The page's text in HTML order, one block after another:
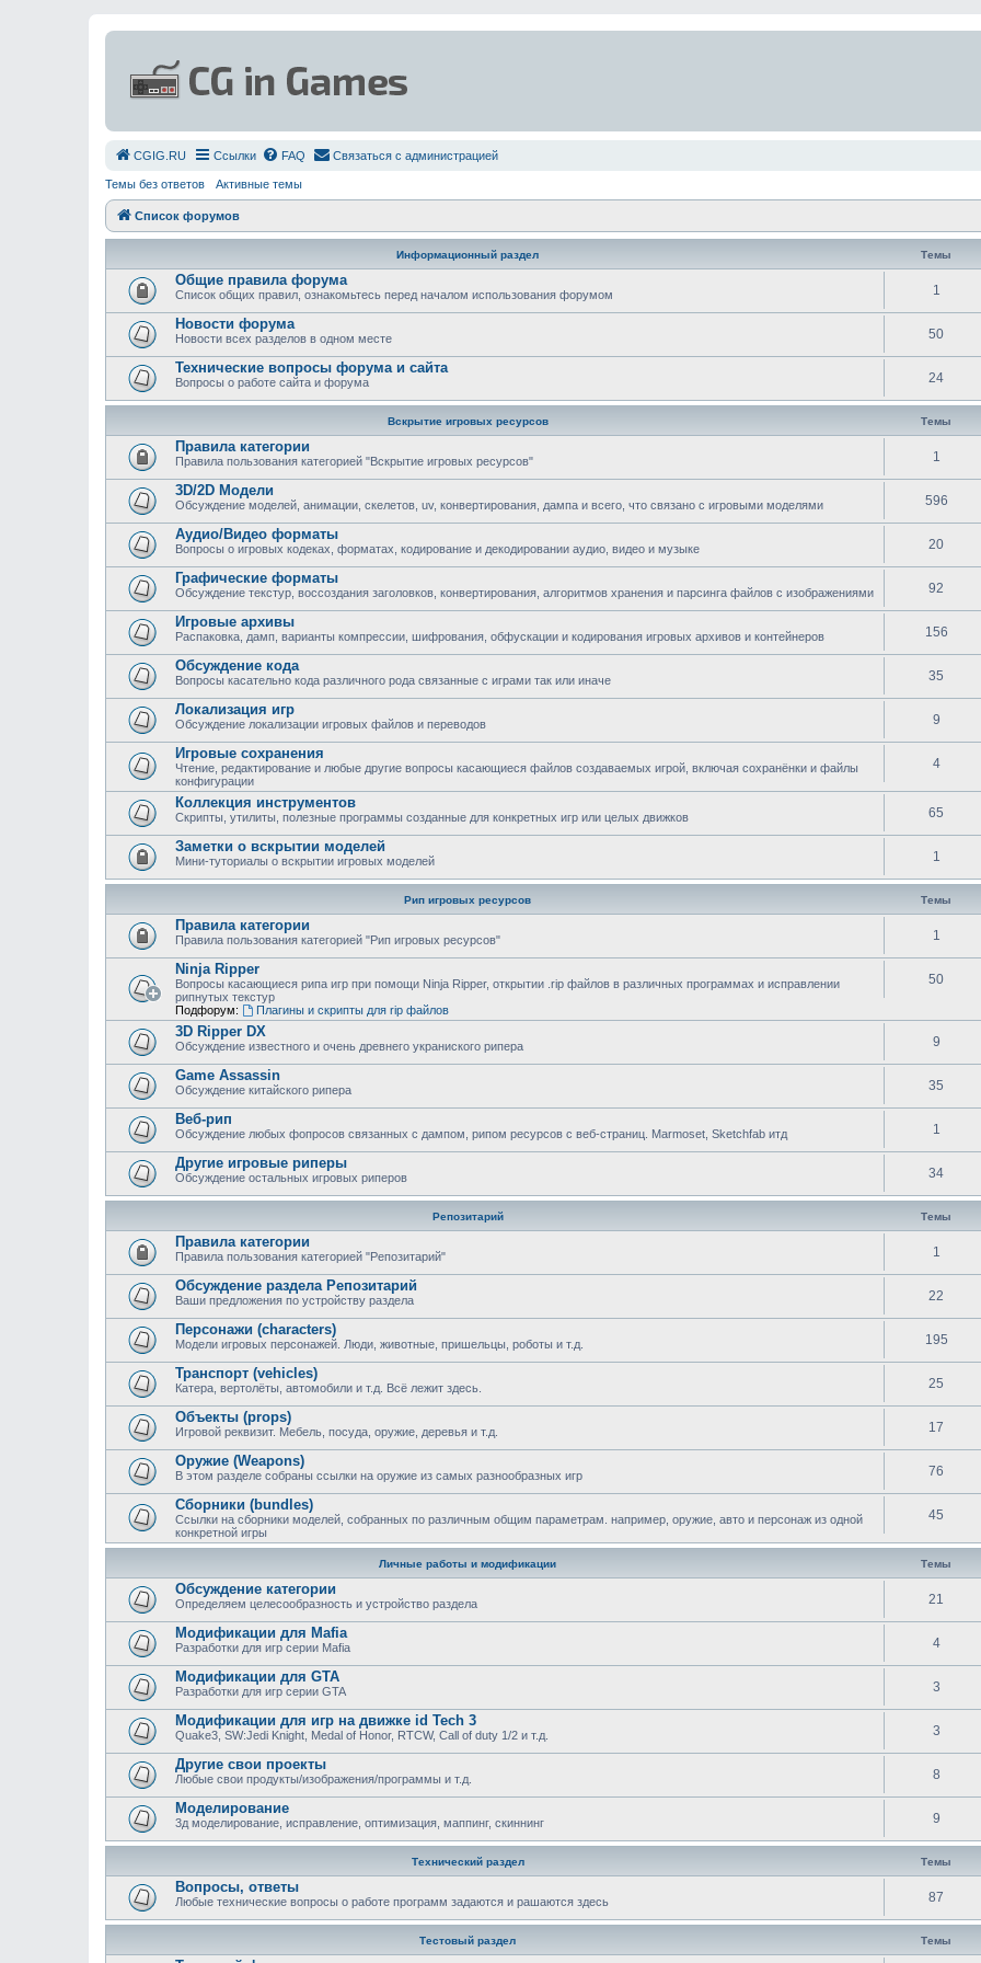
СGIG.RU Ссылки FAQ Связаться с администрацией
Темы без ответов Активные темы
Список форумов
Информационный раздел Темы
Общие правила форума
Список общих правил, ознакомьтесь перед началом использования форумом 1
Новости форума
Новости всех разделов в одном месте 50
Технические вопросы форума и сайта
Вопросы о работе сайта и форума 24
Вскрытие игровых ресурсов Темы
Правила категории
Правила пользования категорией "Вскрытие игровых ресурсов" 1
3D/2D Модели
Обсуждение моделей, анимации, скелетов, uv, конвертирования, дампа и всего, что связано с игровыми моделями 596
Аудио/Видео форматы
Вопросы о игровых кодеках, форматах, кодирование и декодировании аудио, видео и музыке 20
Графические форматы
Обсуждение текстур, воссоздания заголовков, конвертирования, алгоритмов хранения и парсинга файлов с изображениями 92
Игровые архивы
Распаковка, дамп, варианты компрессии, шифрования, обфускации и кодирования игровых архивов и контейнеров 156
Обсуждение кода
Вопросы касательно кода различного рода связанные с играми так или иначе 35
Локализация игр
Обсуждение локализации игровых файлов и переводов 9
Игровые сохранения
Чтение, редактирование и любые другие вопросы касающиеся файлов создаваемых игрой, включая сохранёнки и файлы
конфигурации
4
Коллекция инструментов
Скрипты, утилиты, полезные программы созданные для конкретных игр или целых движков 65
Заметки о вскрытии моделей
Мини-туториалы о вскрытии игровых моделей 1
Рип игровых ресурсов Темы
Правила категории
Правила пользования категорией "Рип игровых ресурсов" 1
Ninja Ripper
Вопросы касающиеся рипа игр при помощи Ninja Ripper, открытии .rip файлов в различных программах и исправлении
рипнутых текстур
Подфорум:
Плагины и скрипты для rip файлов
50
3D Ripper DX
Обсуждение известного и очень древнего украниского рипера 9
Game Assassin
Обсуждение китайского рипера 35
Веб-рип
Обсуждение любых фопросов связанных с дампом, рипом ресурсов с веб-страниц. Marmoset, Sketchfab итд 1
Другие игровые риперы
Обсуждение остальных игровых риперов 34
Репозитарий Темы
Правила категории
Правила пользования категорией "Репозитарий" 1
Обсуждение раздела Репозитарий
Ваши предложения по устройству раздела 22
Персонажи (characters)
Модели игровых персонажей. Люди, животные, пришельцы, роботы и т.д. 195
Транспорт (vehicles)
Катера, вертолёты, автомобили и т.д. Всё лежит здесь. 25
Объекты (props)
Игровой реквизит. Мебель, посуда, оружие, деревья и т.д. 17
Оружие (Weapons)
В этом разделе собраны ссылки на оружие из самых разнообразных игр 76
Сборники (bundles)
Ссылки на сборники моделей, собранных по различным общим параметрам. например, оружие, авто и персонаж из одной
конкретной игры
45
Личные работы и модификации Темы
Обсуждение категории
Определяем целесообразность и устройство раздела 21
Модификации для Mafia
Разработки для игр серии Mafia 4
Модификации для GTA
Разработки для игр серии GTA 3
Модификации для игр на движке id Tech 3
Quake3, SW:Jedi Knight, Medal of Honor, RTCW, Call of duty 1/2 и т.д. 3
Другие свои проекты
Любые свои продукты/изображения/программы и т.д. 8
Моделирование
3д моделирование, исправление, оптимизация, маппинг, скиннинг 9
Технический раздел Темы
Вопросы, ответы
Любыe технические вопросы о работе программ задаются и рашаются здесь 87
Тестовый раздел Темы